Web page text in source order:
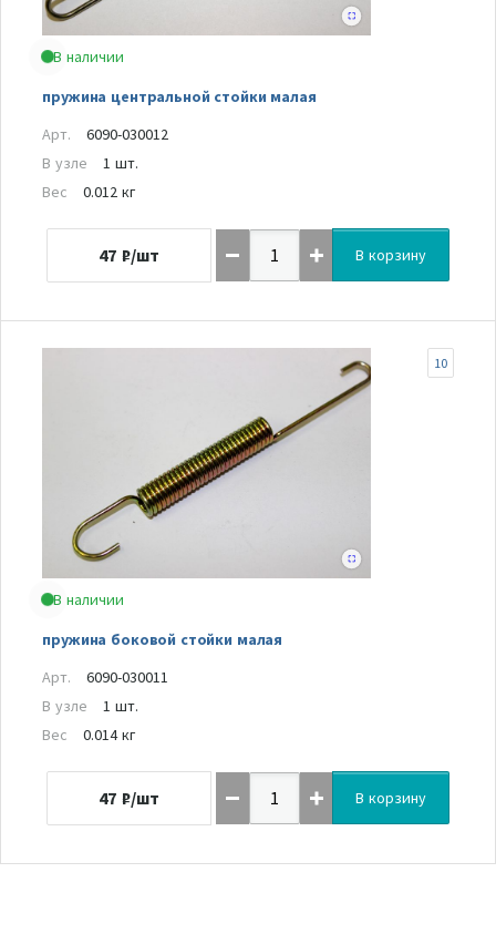
В наличии
пружина центральной стойки малая
Арт.
6090-030012
В узле
1 шт.
Вес
0.012 кг
47 ₽/шт В корзину
В наличии
пружина боковой стойки малая
10
Арт.
6090-030011
В узле
1 шт.
Вес
0.014 кг
47 ₽/шт В корзину